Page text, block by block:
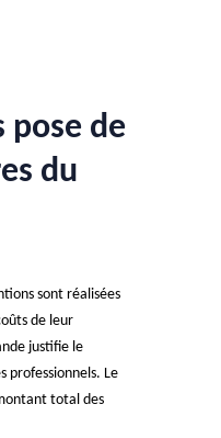
pose de
du
sont réalisées
de leur
justifie le
professionnels. Le
total des